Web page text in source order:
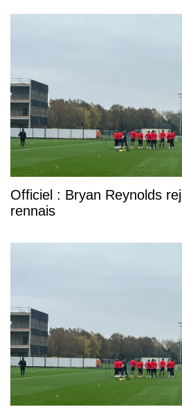
Officiel : Bryan Reynolds
rennais